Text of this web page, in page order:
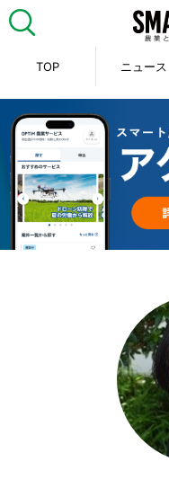
TOP ニュース